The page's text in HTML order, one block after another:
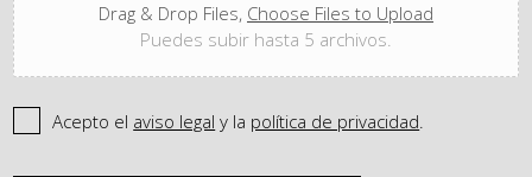
Drag & Drop Files, Choose Files to Upload
Puedes subir hasta 5 archivos.
Acepto el aviso legal y la política de privacidad.